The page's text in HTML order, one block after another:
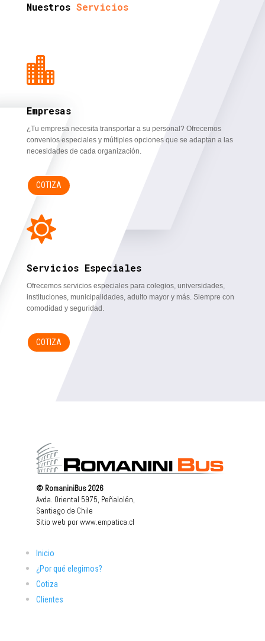
Nuestros Servicios

Empresas
¿Tu empresa necesita transportar a su personal? Ofrecemos
convenios especiales y múltiples opciones que se adaptan a las
necesidades de cada organización.
COTIZA

Servicios Especiales
Ofrecemos servicios especiales para colegios, universidades,
instituciones, municipalidades, adulto mayor y más. Siempre con
comodidad y seguridad.
COTIZA
© RomaniniBus 2026
Avda. Oriental 5975, Peñalolén,
Santiago de Chile
Sitio web porwww.empatica.cl
Inicio
¿Por qué elegirnos?
Cotiza
Clientes